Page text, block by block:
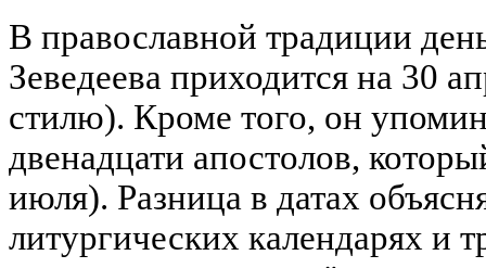
В православной традиции
Зеведеева приходится на 30
стилю). Кроме того, он
двенадцати апостолов,
июля). Разница в датах
литургических календарях и